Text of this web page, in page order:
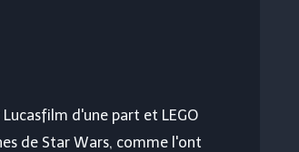
d'une part et LEGO
de Star Wars, comme l'ont